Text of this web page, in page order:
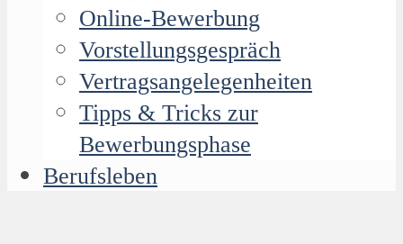
Online-Bewerbung
Vorstellungsgespräch
Vertragsangelegenheiten
Tipps & Tricks zur
Bewerbungsphase
Berufsleben